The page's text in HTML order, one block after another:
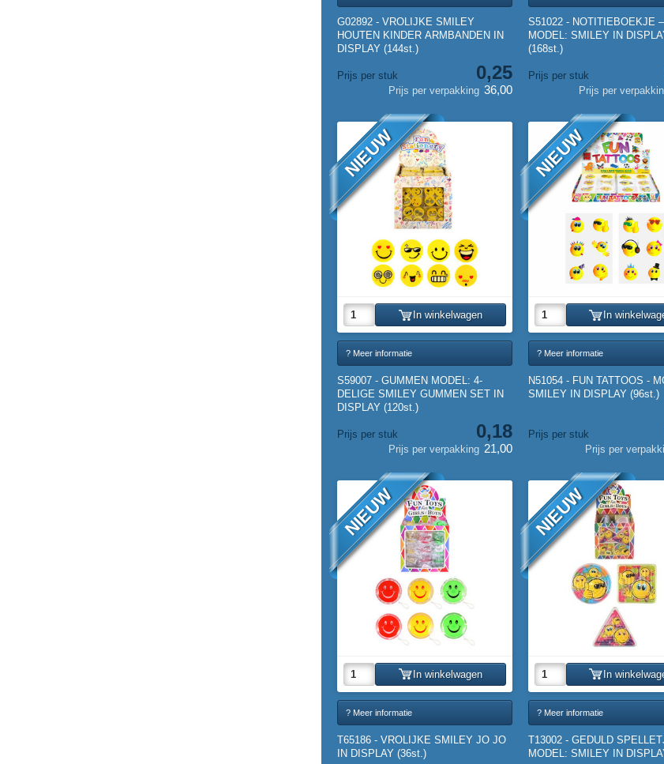
G02892 - VROLIJKE SMILEY
HOUTEN KINDER ARMBANDEN IN
DISPLAY (144st.)
Prijs per stuk 0,25
Prijs per verpakking 36,00
S51022 - NOTITIEBOEKJE –
MODEL: SMILEY IN
(168st.)
Prijs per stuk
Prijs per
NIEUW
In winkelwagen
? Meer informatie
S59007 - GUMMEN MODEL: 4-
DELIGE SMILEY GUMMEN SET IN
DISPLAY (120st.)
Prijs per stuk 0,18
Prijs per verpakking 21,00
NIEUW
In
? Meer informatie
N51054 - FUN TATTOOS -
SMILEY IN DISPLAY (96st.)
Prijs per stuk
Prijs per
NIEUW
In winkelwagen
? Meer informatie
T65186 - VROLIJKE SMILEY JO JO
IN DISPLAY (36st.)
NIEUW
In
? Meer informatie
T13002 - GEDULD
MODEL: SMILEY IN